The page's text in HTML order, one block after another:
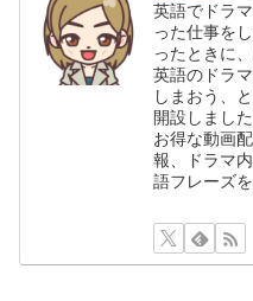
英語でドラ
った仕事を
ったときに
英語のドラ
しまおう、
開設しました
お得な動画
報、ドラマ
語フレーズ